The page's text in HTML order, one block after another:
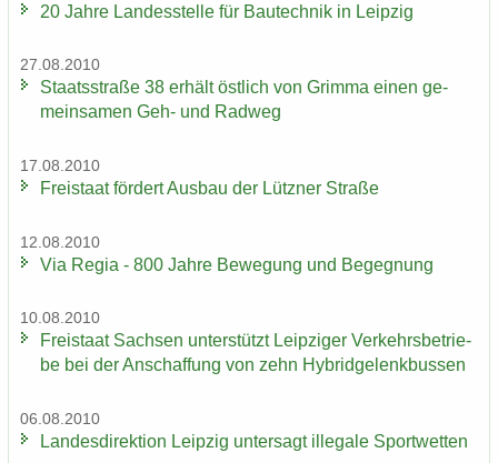
20 Jahre Lan­des­stel­le für Bau­tech­nik in Leip­zig
27.08.2010
Staats­stra­ße 38 er­hält öst­lich von Grim­ma einen ge­
mein­sa­men Geh- und Rad­weg
17.08.2010
Frei­staat för­dert Aus­bau der Lütz­ner Stra­ße
12.08.2010
Via Regia - 800 Jahre Be­we­gung und Be­geg­nung
10.08.2010
Frei­staat Sach­sen un­ter­stützt Leip­zi­ger Ver­kehrs­be­trie­
be bei der An­schaf­fung von zehn Hy­brid­ge­lenk­bus­sen
06.08.2010
Lan­des­di­rek­ti­on Leip­zig un­ter­sagt il­le­ga­le Sport­wet­ten